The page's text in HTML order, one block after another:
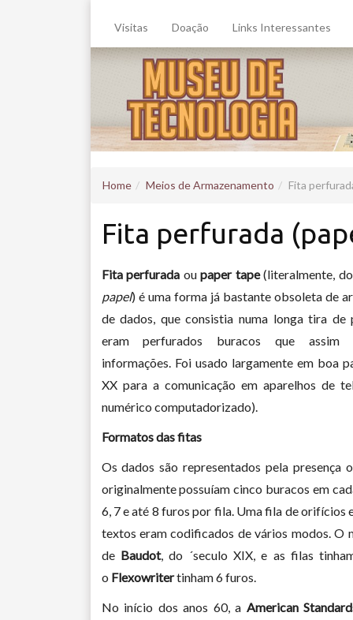
Visitas Doação Links Interessantes
Home Meios de Armazenamento Fita
Fita perfurada
Fita perfurada oupaper tape(literalmente,
papel) é uma forma já bastante obsoleta de
de dados, que consistia numa longa tira de
eram perfurados buracos que assim
informações. Foi usado largamente em boa
XX para a comunicação em aparelhos de
numérico computadorizado).
Formatos das fitas
Os dados são representados pela
originalmente possuíam cinco buracos em
6, 7 e até 8 furos por fila. Uma fila de orifícios
textos eram codificados de vários modos.
de Baudot, do ´seculo XIX, e as filas
o Flexowritertinham 6 furos.
No início dos anos 60, a American